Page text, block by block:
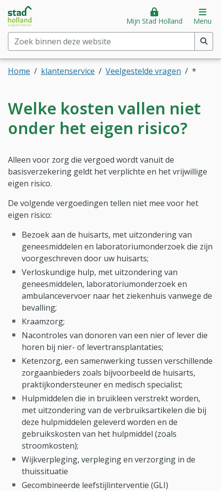
Direct naar hoofdinhoud
Direct naar hoofdmenu
Stad Holland Zorgverzekeraar
Zoek binnen deze website(min. 2 tekens)
Mijn Stad Holland Menu
Home klantenservice Veelgestelde vragen *
Welke kosten vallen niet
onder het eigen risico?
Alleen voor zorg die vergoed wordt vanuit de
basisverzekering geldt het verplichte en het vrijwillige
eigen risico.
De volgende vergoedingen tellen niet mee voor het
eigen risico:
Bezoek aan de huisarts, met uitzondering van
geneesmiddelen en laboratoriumonderzoek die zijn
voorgeschreven door uw huisarts;
Verloskundige hulp, met uitzondering van
geneesmiddelen, laboratoriumonderzoek en
ambulancevervoer naar het ziekenhuis vanwege de
bevalling;
Kraamzorg;
Nacontroles van donoren van een nier of lever die
horen bij nier- of levertransplantaties;
Ketenzorg, een samenwerking tussen verschillende
zorgaanbieders zoals bijvoorbeeld de huisarts,
praktijkondersteuner en medisch specialist;
Hulpmiddelen die in bruikleen verstrekt worden,
met uitzondering van de verbruiksartikelen die bij
deze hulpmiddelen geleverd worden en de
gebruikskosten van het hulpmiddel (zoals
stroomkosten);
Wijkverpleging, verpleging en verzorging in de
thuissituatie
Gecombineerde leefstijlinterventie (GLI)